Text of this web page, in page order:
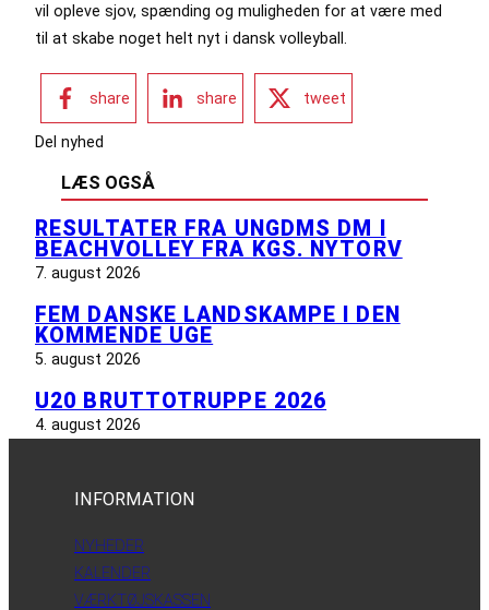
vil opleve sjov, spænding og muligheden for at være med
til at skabe noget helt nyt i dansk volleyball.
share share tweet
Del nyhed
LÆS OGSÅ
RESULTATER FRA UNGDMS DM I
BEACHVOLLEY FRA KGS. NYTORV
7. august 2026
FEM DANSKE LANDSKAMPE I DEN
KOMMENDE UGE
5. august 2026
U20 BRUTTOTRUPPE 2026
4. august 2026
INFORMATION
NYHEDER
KALENDER
VÆRKTØJSKASSEN